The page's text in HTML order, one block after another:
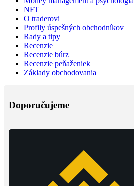
NFT
O traderovi
Profily úspešných obchodníkov
Rady a tipy
Recenzie
Recenzie búrz
Recenzie peňaženiek
Základy obchodovania
Doporučujeme